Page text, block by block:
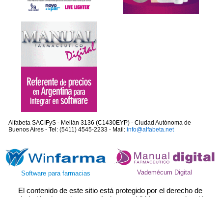
Alfabeta SACIFyS - Melián 3136 (C1430EYP) - Ciudad Autónoma de
Buenos Aires - Tel: (5411) 4545-2233 - Mail: info@alfabeta.net
Software para farmacias Vademécum Digital
El contenido de este sitio está protegido por el derecho de